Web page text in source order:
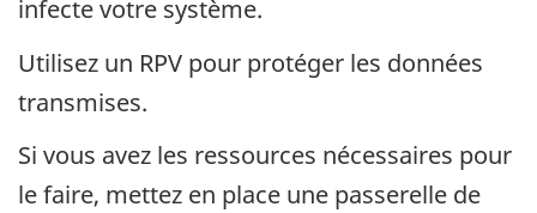
infecte votre système.
Utilisez un RPV pour protéger les données
transmises.
Si vous avez les ressources nécessaires pour
le faire, mettez en place une passerelle de